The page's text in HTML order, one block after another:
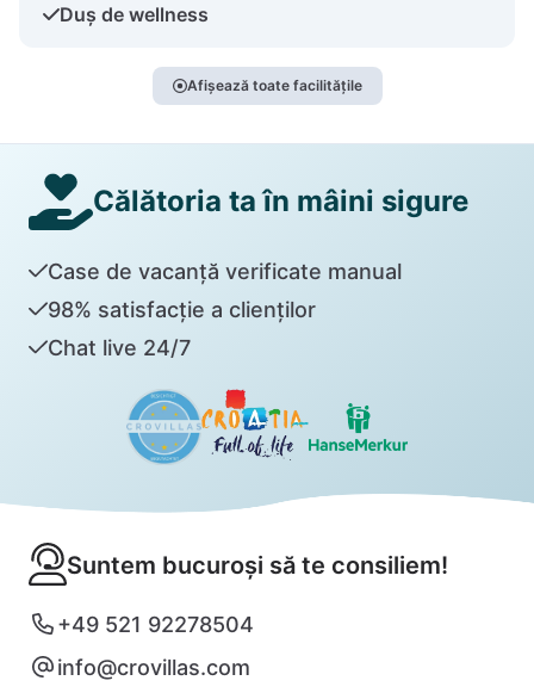
Duș de wellness
Afișează toate facilitățile
Călătoria ta în mâini sigure
Case de vacanță verificate manual
98% satisfacție a clienților
Chat live 24/7
Suntem bucuroși să te consiliem!
+49 521 92278504
info@crovillas.com